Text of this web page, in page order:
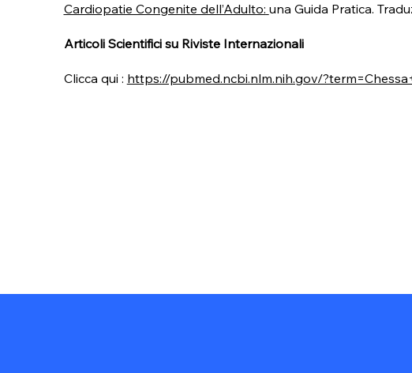
Cardiopatie Congenite dell’Adulto: una Guida Pratica.
Articoli Scientifici su Riviste Internazionali
Clicca qui : https://pubmed.ncbi.nlm.nih.gov/